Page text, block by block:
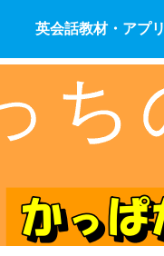
英会話教材・アプリ